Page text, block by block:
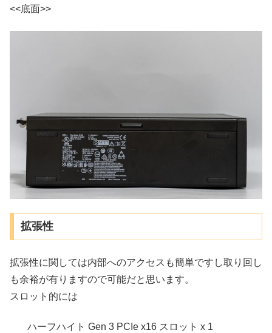
<<底面>>
拡張性
拡張性に関しては内部へのアクセスも簡単ですし取り回し
も余裕が有りますので可能だと思います。
スロット的には
ハーフハイト Gen 3 PCIe x16 スロット x 1